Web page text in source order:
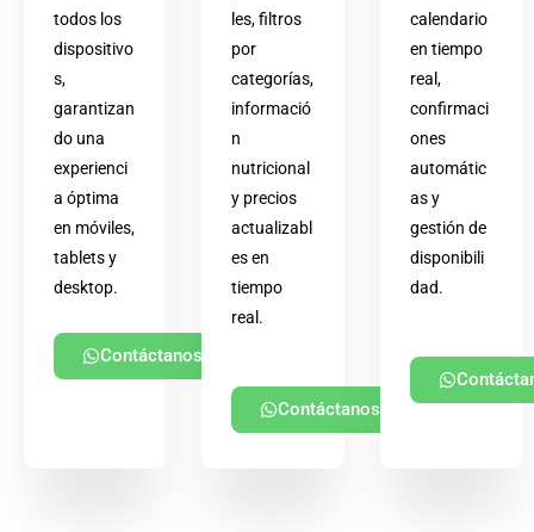
todos los
dispositivo
s,
garantizan
do una
experienci
a óptima
en móviles,
tablets y
desktop.
Contáctanos
les, filtros
por
categorías,
informació
n
nutricional
y precios
actualizabl
es en
tiempo
real.
Contáctanos
calendario
en tiempo
real,
confirmaci
ones
automátic
as y
gestión de
disponibili
dad.